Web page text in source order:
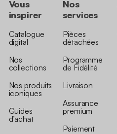
Vous
inspirer
Catalogue
digital
Nos
collections
Nos produits
iconiques
Guides
d’achat
Nos
services
Pièces
détachées
Programme
de Fidélité
Livraison
Assurance
premium
Paiement